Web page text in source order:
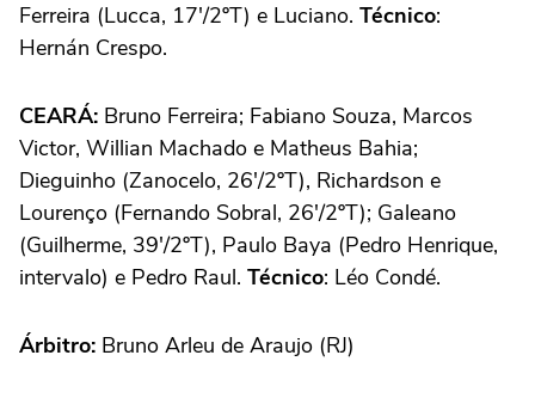
Ferreira (Lucca, 17'/2ºT) e Luciano. Técnico:
Hernán Crespo.
CEARÁ: Bruno Ferreira; Fabiano Souza, Marcos
Victor, Willian Machado e Matheus Bahia;
Dieguinho (Zanocelo, 26'/2ºT), Richardson e
Lourenço (Fernando Sobral, 26'/2ºT); Galeano
(Guilherme, 39'/2ºT), Paulo Baya (Pedro Henrique,
intervalo) e Pedro Raul. Técnico: Léo Condé.
Árbitro: Bruno Arleu de Araujo (RJ)